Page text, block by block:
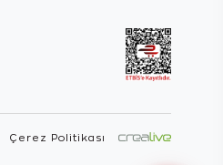
Çerez Politikası